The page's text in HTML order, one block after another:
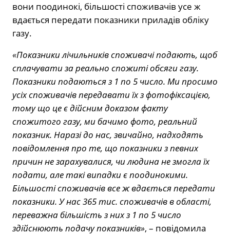
вони поодинокі, більшості споживачів усе ж
вдається передати показники приладів обліку
газу.
«Показники лічильників споживачі подають, щоб
сплачувати за реально спожиті обсяги газу.
Показники подаються з 1 по 5 число. Ми просимо
усіх споживачів передавати їх з фотофіксацією,
тому що це є дійсним доказом факту
спожитого газу, ми бачимо фото, реальний
показник. Наразі до нас, звичайно, надходять
повідомлення про те, що показники з певних
причин не зарахувалися, чи людина не змогла їх
подати, але такі випадки є поодинокими.
Більшості споживачів все ж вдається передати
показники. У нас 365 тис. споживачів в області,
переважна більшість з них з 1 по 5 число
здійснюють подачу показників», – повідомила